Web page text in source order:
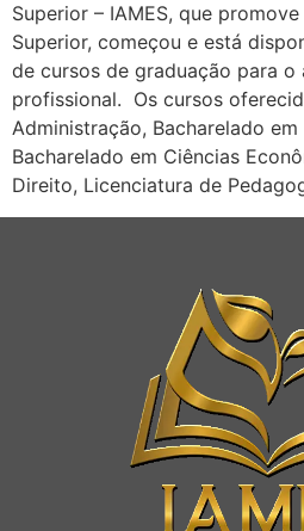
Superior – IAMES, que
Superior, começou e está
de cursos de graduação para
profissional. Os cursos
Administração, Bacharelado
Bacharelado em Ciências
Direito, Licenciatura de